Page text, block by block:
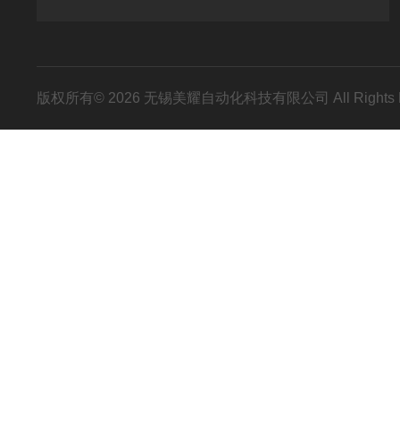
版权所有© 2026 无锡美耀自动化科技有限公司 All